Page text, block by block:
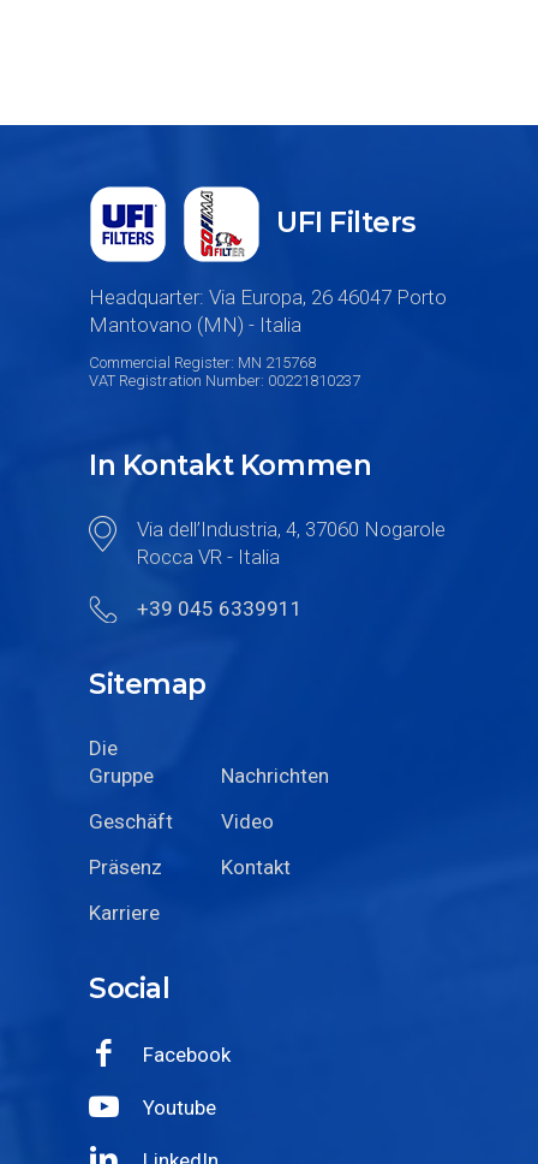
UFI Filters
Headquarter: Via Europa, 26 46047 Porto
Mantovano (MN) - Italia
Commercial Register: MN 215768
VAT Registration Number: 00221810237
In Kontakt Kommen
Via dell’Industria, 4, 37060 Nogarole
Rocca VR - Italia
+39 045 6339911
Sitemap
Die
Gruppe
Nachrichten
Geschäft
Video
Präsenz
Kontakt
Karriere
Social
Facebook
Youtube